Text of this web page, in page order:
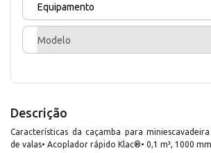
Equipamento
Modelo
Descrição
Características da caçamba para
de valas• Acoplador rápido Klac®• 0,1 m³, 1000